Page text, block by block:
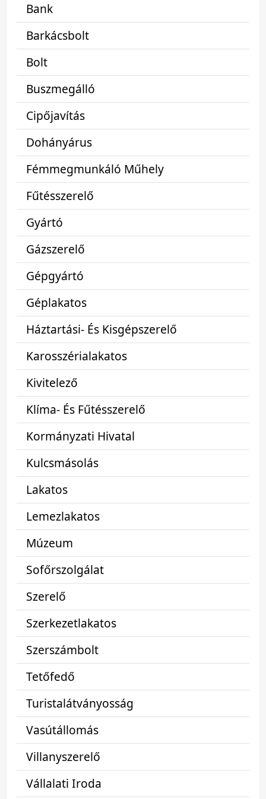
Bank
Barkácsbolt
Bolt
Buszmegálló
Cipőjavítás
Dohányárus
Fémmegmunkáló Műhely
Fűtésszerelő
Gyártó
Gázszerelő
Gépgyártó
Géplakatos
Háztartási- És Kisgépszerelő
Karosszérialakatos
Kivitelező
Klíma- És Fűtésszerelő
Kormányzati Hivatal
Kulcsmásolás
Lakatos
Lemezlakatos
Múzeum
Sofőrszolgálat
Szerelő
Szerkezetlakatos
Szerszámbolt
Tetőfedő
Turistalátványosság
Vasútállomás
Villanyszerelő
Vállalati Iroda